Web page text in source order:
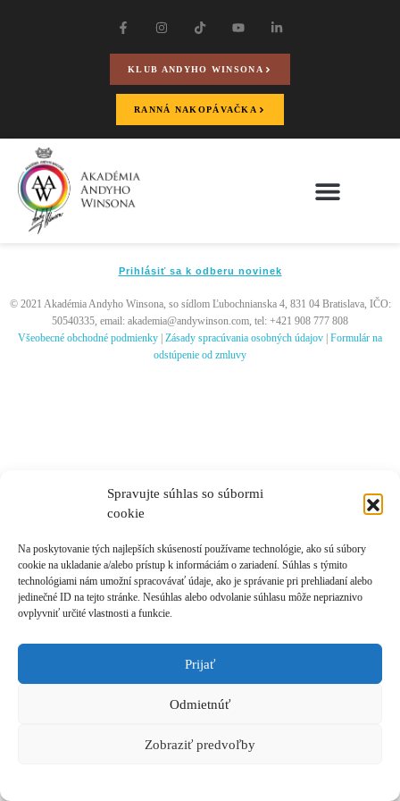
Spravujte súhlas so súbormi
cookie
Na poskytovanie tých najlepších skúseností používame technológie, ako sú súbory
cookie na ukladanie a/alebo prístup k informáciám o zariadení. Súhlas s týmito
technológiami nám umožní spracovávať údaje, ako je správanie pri prehliadaní alebo
jedinečné ID na tejto stránke. Nesúhlas alebo odvolanie súhlasu môže nepriaznivo
ovplyvniť určité vlastnosti a funkcie.
Prijať
Odmietnúť
Zobraziť predvoľby
KLUB ANDYHO WINSONA
RANNÁ NAKOPÁVAČKA
Prihlásiť sa k odberu novinek
© 2021 Akadémia Andyho Winsona, so sídlom Ľubochnianska 4, 831 04 Bratislava, IČO:
50540335, email: akademia@andywinson.com, tel: +421 908 777 808
Všeobecné obchodné podmienky Zásady spracúvania osobných údajov Formulár na
odstúpenie od zmluvy